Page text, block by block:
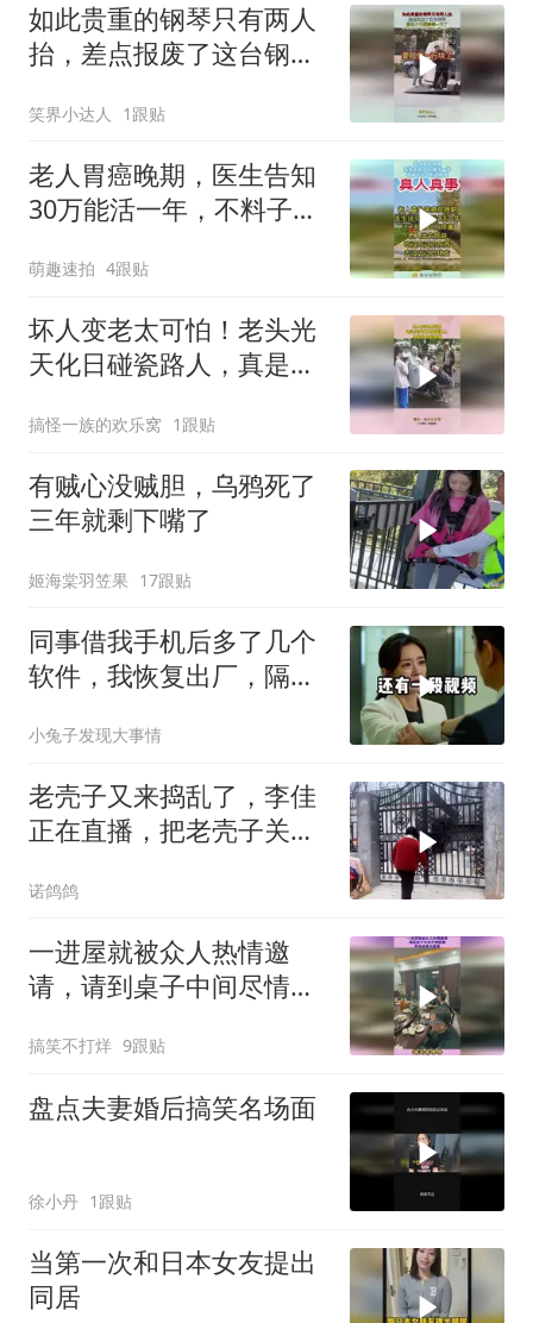
如此贵重的钢琴只有两人
抬，差点报废了这台钢
了
笑界小达人 1跟贴
老人胃癌晚期，医生告知
30万能活一年，不料子花
萌趣速拍 4跟贴
坏人变老太可怕！老头光
天化日碰瓷路人，真是社
搞怪一族的欢乐窝 1跟贴
有贼心没贼胆，乌鸦死了
三年就剩下嘴了
姬海棠羽笠果 17跟贴
同事借我手机后多了几个
软件，我恢复出厂，隔壁
小兔子发现大事情
老壳子又来捣乱了，李佳
正在直播，把老壳子关在
诺鸽鸽
一进屋就被众人热情邀
请，请到桌子中间尽情跳
搞笑不打烊 9跟贴
盘点夫妻婚后搞笑名场面
徐小丹 1跟贴
当第一次和日本女友提出
同居